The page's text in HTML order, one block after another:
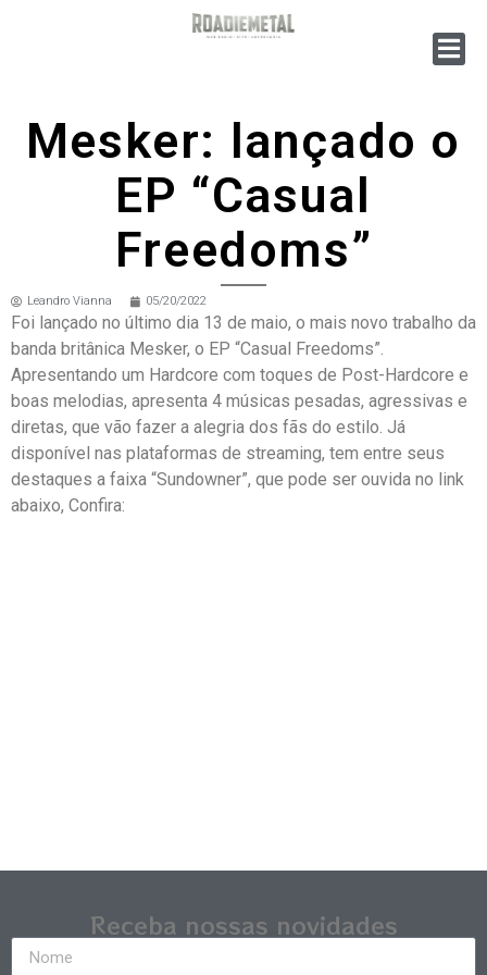
Mesker: lançado o
EP “Casual
Freedoms”
Leandro Vianna 05/20/2022
Foi lançado no último dia 13 de maio, o mais novo trabalho da
banda britânica Mesker, o EP “Casual Freedoms”.
Apresentando um Hardcore com toques de Post-Hardcore e
boas melodias, apresenta 4 músicas pesadas, agressivas e
diretas, que vão fazer a alegria dos fãs do estilo. Já
disponível nas plataformas de streaming, tem entre seus
destaques a faixa “Sundowner”, que pode ser ouvida no link
abaixo, Confira:
Receba nossas novidades